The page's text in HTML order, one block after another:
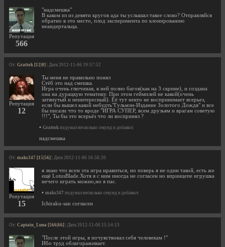
Репутация
566
"надсмешка"
В каком из из девяти кругов ада ты услышал такое слово? Отправляйся
обратно в это место, плод эксперимента по клонированию
неандертальца.
От: Grattok [12|0] | Дата 2012-11-06 19:57:52
Репутация
12
Ты меня не правильно понял
Стёб это над смешка.
Игра очень глючиная, в ней полно багов(как на 3 скрине), и создана
она на дурацкую тематику. При этом геймплей не какой(очень
затянутый и неинтересный). Её тут некто не воспринимает всерьез,
если бы вышел какой небудть"Гульмэн-Издание Золотого Дождя" и все
бы писали что то вроде "ИГРА СУПЕР, всем друзьям и врагам советую
!!!", Ты бы это всерьёз что ли воспринял ?
• Grattok подумал несколько секунд и добавил:
надсмешка
От: maks347 [15|56] | Дата 2012-11-06 16:56:20
Репутация
15
я знаю что всем эта игра нравиться, но поверь я не один такой, есть же
ещё LotusBlade.Хотя я с ним иногда не согласен но впринцепе игрушка
нечего играть можно,но я пас.
• maks347 подумал несколько секунд и добавил:
Ichiraku-san согласен
От: Captain_Luna [566|66] | Дата 2012-11-06 15:54:13
"После этой игры, я почувствовал себя человекам !"
Ибо труд облагораживает.